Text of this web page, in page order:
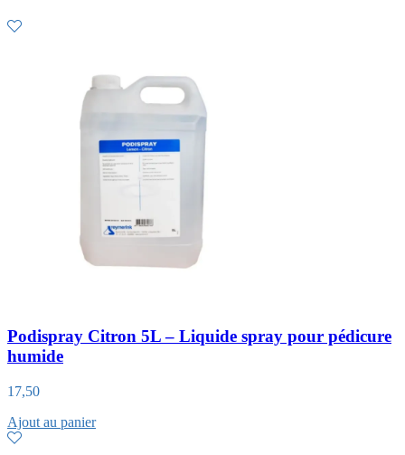
Podispray Citron 5L – Liquide spray pour pédicure
humide
17,50
Ajout au panier